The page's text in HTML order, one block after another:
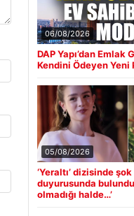
06/08/2026
DAP Yapı’dan
Kendini Ödeyen Yeni
05/08/2026
‘Yeraltı’ dizisinde
duyurusunda
olmadığı halde…’